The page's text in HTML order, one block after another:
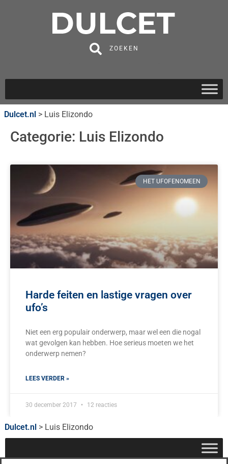
ZOEKEN
Dulcet.nl > Luis Elizondo
Categorie: Luis Elizondo
HET UFOFENOMEEN
Harde feiten en lastige vragen over
ufo’s
Niet een erg populair onderwerp, maar wel een die nogal
wat gevolgen kan hebben. Hoe serieus moeten we het
onderwerp nemen?
LEES VERDER »
30 december 2017 12 reacties
Dulcet.nl > Luis Elizondo